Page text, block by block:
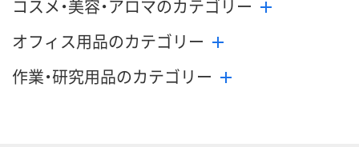
コスメ・美容・アロマのカテゴリー
オフィス用品のカテゴリー
作業・研究用品のカテゴリー